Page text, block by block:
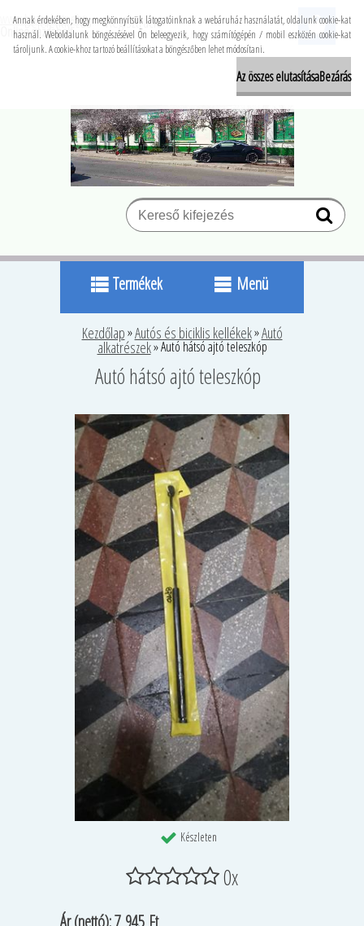
Annak érdekében, hogy megkönnyítsük látogatóinknak a webáruház használatát, oldalunk cookie-kat
használ. Weboldalunk böngészésével Ön beleegyezik, hogy számítógépén / mobil eszközén cookie-kat
tároljunk. A cookie-khoz tartozó beállításokat a böngészőben lehet módosítani.
Az összes elutasításaBezárás
www.buzapiacter.hu
Online gazdabolt
Bejelentkezés Regisztráció
Termékek Menü
Kezdőlap»Autós és biciklis kellékek»Autó
alkatrészek»Autó hátsó ajtó teleszkóp
Autó hátsó ajtó teleszkóp
Készleten
0x
Ár(nettó):7 945 Ft